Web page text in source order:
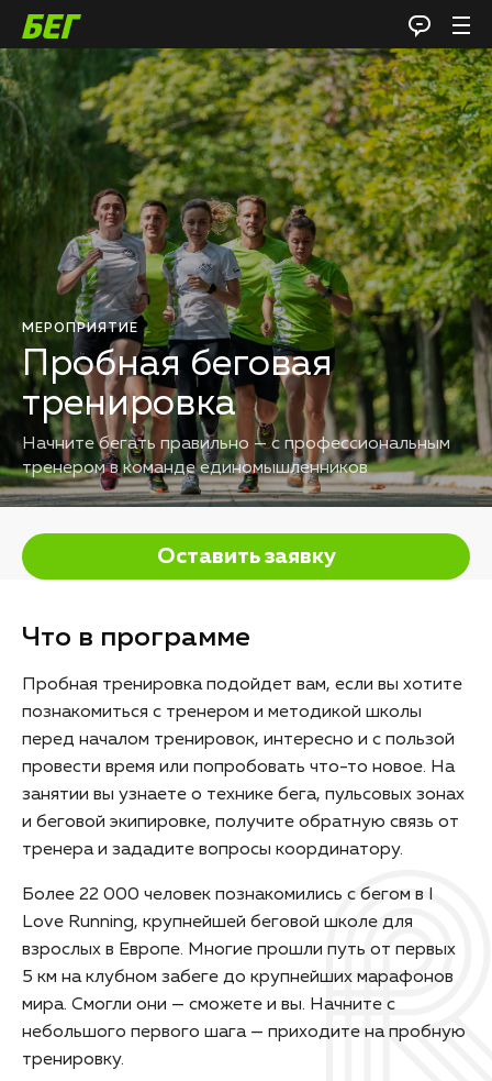
МЕРОПРИЯТИЕ
Пробная беговая
тренировка
Начните бегать правильно — с профессиональным
тренером в команде единомышленников
Оставить заявку
Что в программе
Пробная тренировка подойдет вам, если вы хотите
познакомиться с тренером и методикой школы
перед началом тренировок, интересно и с пользой
провести время или попробовать что-то новое. На
занятии вы узнаете о технике бега, пульсовых зонах
и беговой экипировке, получите обратную связь от
тренера и зададите вопросы координатору.
Более 22 000 человек познакомились с бегом в I
Love Running, крупнейшей беговой школе для
взрослых в Европе. Многие прошли путь от первых
5 км на клубном забеге до крупнейших марафонов
мира. Смогли они — сможете и вы. Начните с
небольшого первого шага — приходите на пробную
тренировку.